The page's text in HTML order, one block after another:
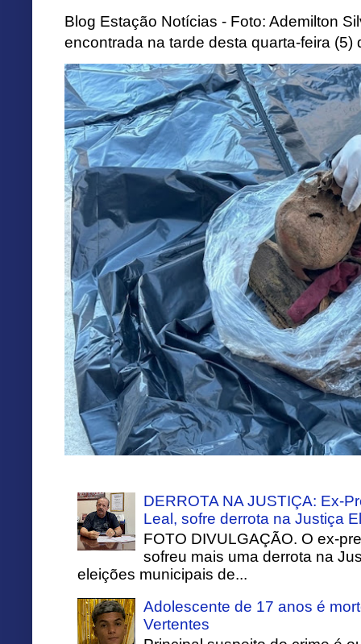
Blog Estação Notícias - Foto: Ademilton
encontrada na tarde desta quarta-feira (5)
DERROTA NA JUSTIÇA: Ex-
Leal, sofre derrota na Justiça
FOTO DIVULGAÇÃO. O ex-
sofreu mais uma derrota na
eleições municipais de...
Adolescente de 17 anos é
Vertentes